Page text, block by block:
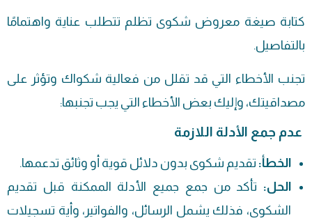
كتابة صيغة معروض شكوى تظلم تتطلب عناية واهتمامًا
بالتفاصيل.
تجنب الأخطاء التي قد تقلل من فعالية شكواك وتؤثر على
مصداقيتك، وإليك بعض الأخطاء التي يجب تجنبها:
عدم جمع الأدلة اللازمة
الخطأ: تقديم شكوى بدون دلائل قوية أو وثائق تدعمها.
الحل: تأكد من جمع جميع الأدلة الممكنة قبل تقديم
الشكوى، فذلك يشمل الرسائل، والفواتير، وأية تسجيلات